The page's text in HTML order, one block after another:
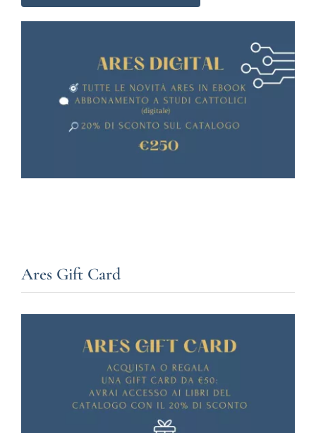
Ares Gift Card